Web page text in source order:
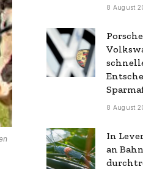
8 August
8 August
In
an